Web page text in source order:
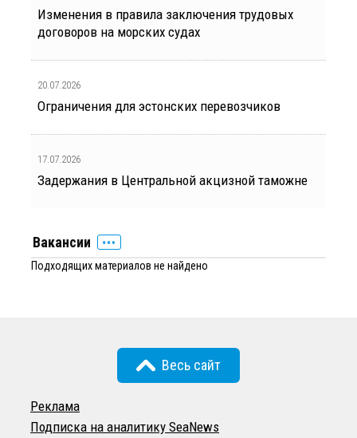
Изменения в правила заключения трудовых
договоров на морских судах
20.07.2026
Ограничения для эстонских перевозчиков
17.07.2026
Задержания в Центральной акцизной таможне
Вакансии
Подходящих материалов не найдено
Весь сайт
Реклама
Подписка на аналитику SeaNews